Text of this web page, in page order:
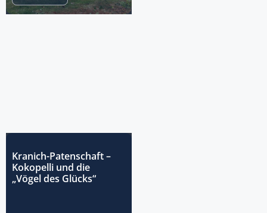
Kranich-Patenschaft –
Kokopelli und die
„Vögel des Glücks“